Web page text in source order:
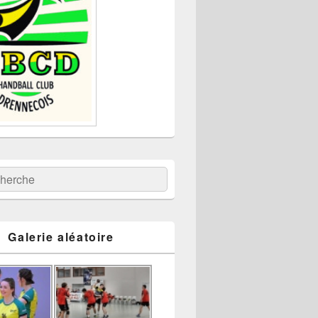
Galerie aléatoire